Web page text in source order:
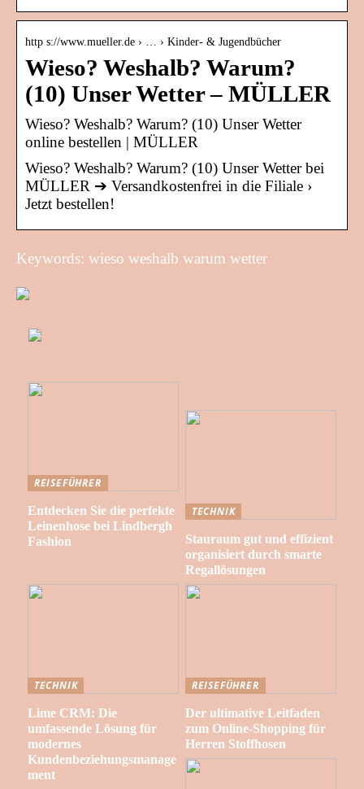
http s://www.mueller.de › … › Kinder- & Jugendbücher
Wieso? Weshalb? Warum?
(10) Unser Wetter – MÜLLER
Wieso? Weshalb? Warum? (10) Unser Wetter
online bestellen | MÜLLER
Wieso? Weshalb? Warum? (10) Unser Wetter bei
MÜLLER ➔ Versandkostenfrei in die Filiale ›
Jetzt bestellen!
Keywords: wieso weshalb warum wetter
REISEFÜHRER
Entdecken Sie die perfekte
Leinenhose bei Lindbergh
Fashion
TECHNIK
Stauraum gut und effizient
organisiert durch smarte
Regallösungen
TECHNIK
Lime CRM: Die
umfassende Lösung für
modernes
Kundenbeziehungsmanage
ment
REISEFÜHRER
Der ultimative Leitfaden
zum Online-Shopping für
Herren Stoffhosen